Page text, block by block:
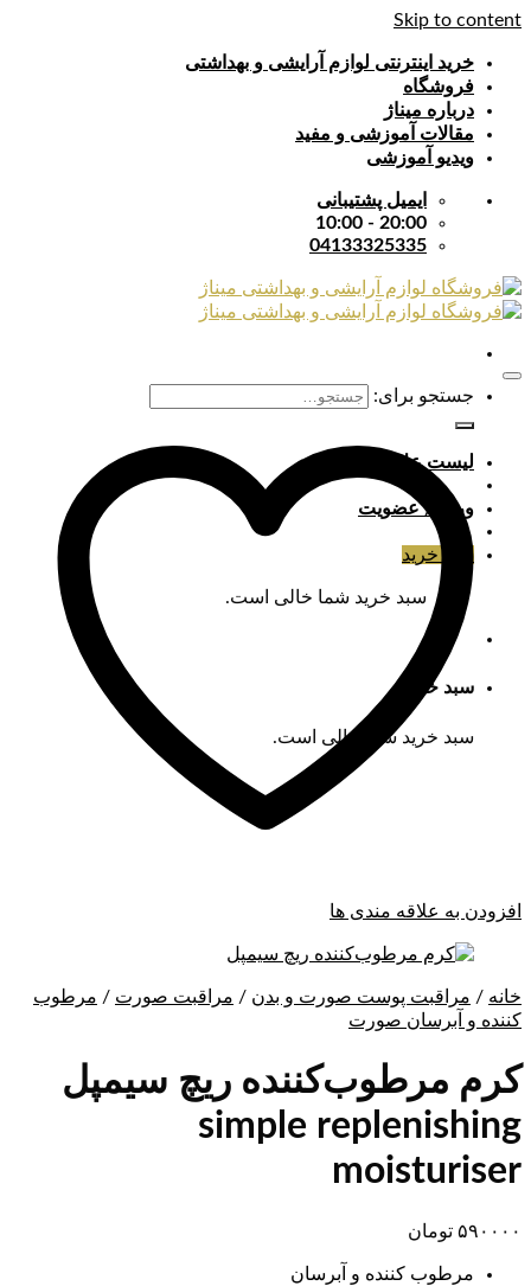
Skip to content
خرید اینترنتی لوازم آرایشی و بهداشتی
فروشگاه
درباره میناژ
مقالات آموزشی و مفید
ویدیو آموزشی
ایمیل پشتیبانی
20:00 - 10:00
04133325335
جستجو برای:
لیست علایق
ورود / عضویت
سبد خرید
سبد خرید شما خالی است.
سبد خرید
سبد خرید شما خالی است.
افزودن به علاقه مندی ها
خانه / مراقبت پوست صورت و بدن / مراقبت صورت / مرطوب
کننده و آبرسان صورت
کرم مرطوب‌کننده ریچ سیمپل
simple replenishing
moisturiser
۵۹۰۰۰۰ تومان
مرطوب کننده و آبرسان